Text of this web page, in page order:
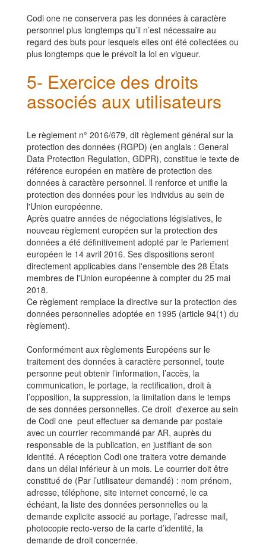
Codi one ne conservera pas les données à caractère
personnel plus longtemps qu’il n’est nécessaire au
regard des buts pour lesquels elles ont été collectées ou
plus longtemps que le prévoit la loi en vigueur.
5- Exercice des droits
associés aux utilisateurs
Le règlement n° 2016/679, dit règlement général sur la
protection des données (RGPD) (en anglais : General
Data Protection Regulation, GDPR), constitue le texte de
référence européen en matière de protection des
données à caractère personnel. ll renforce et unifie la
protection des données pour les individus au sein de
l'Union européenne.
Après quatre années de négociations législatives, le
nouveau règlement européen sur la protection des
données a été définitivement adopté par le Parlement
européen le 14 avril 2016. Ses dispositions seront
directement applicables dans l'ensemble des 28 États
membres de l'Union européenne à compter du 25 mai
2018.
Ce règlement remplace la directive sur la protection des
données personnelles adoptée en 1995 (article 94(1) du
règlement).
Conformément aux règlements Européens sur le
traitement des données à caractère personnel, toute
personne peut obtenir l’information, l’accès, la
communication, le portage, la rectification, droit à
l’opposition, la suppression, la limitation dans le temps
de ses données personnelles. Ce droit d'exerce au sein
de Codi one peut effectuer sa demande par postale
avec un courrier recommandé par AR, auprès du
responsable de la publication, en justifiant de son
identité. A réception Codi one traitera votre demande
dans un délai inférieur à un mois. Le courrier doit être
constitué de (Par l’utilisateur demandé) : nom prénom,
adresse, téléphone, site internet concerné, le ca
échéant, la liste des données personnelles ou la
demande explicite associé au portage, l’adresse mail,
photocopie recto-verso de la carte d’identité, la
demande de droit concernée.